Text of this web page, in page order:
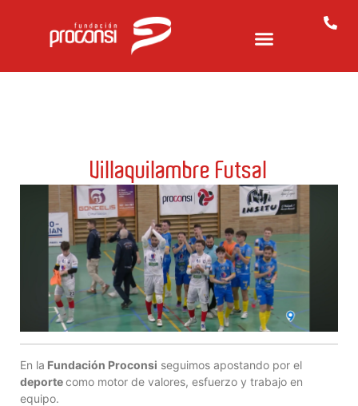
Villaquilambre Futsal
En la Fundación Proconsi seguimos apostando por el
deportecomo motor de valores, esfuerzo y trabajo en
equipo.